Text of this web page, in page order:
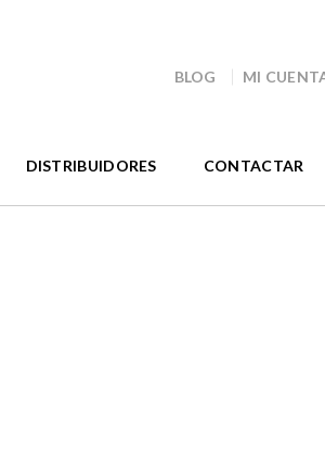
BLOG MI
DISTRIBUIDORES CONTACTAR